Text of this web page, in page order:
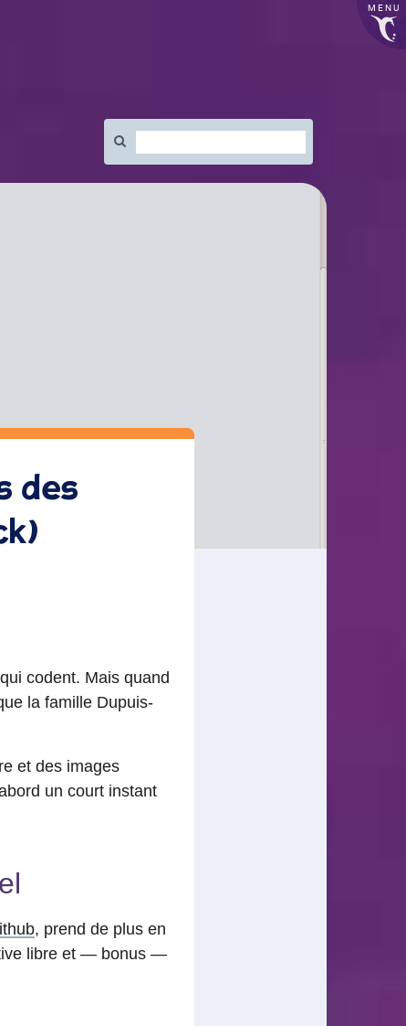
MENU
:
des
codent. Mais quand
la famille Dupuis-
et des images
un court instant
, prend de plus en
libre et — bonus —